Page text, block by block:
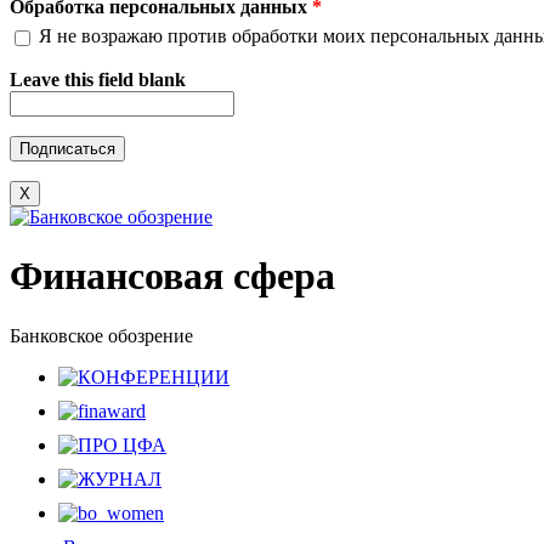
Обработка персональных данных *
Я не возражаю против обработки моих персональных
Leave this field blank
X
Финансовая сфера
Банковское обозрение